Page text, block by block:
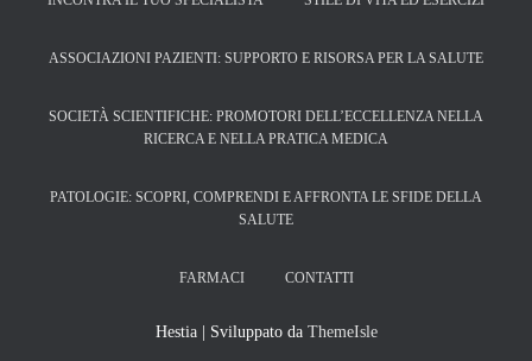
ASSOCIAZIONI PAZIENTI: SUPPORTO E RISORSA PER LA SALUTE
SOCIETÀ SCIENTIFICHE: PROMOTORI DELL’ECCELLENZA NELLA
RICERCA E NELLA PRATICA MEDICA
PATOLOGIE: SCOPRI, COMPRENDI E AFFRONTA LE SFIDE DELLA
SALUTE
FARMACI CONTATTI
Hestia | Sviluppato da ThemeIsle